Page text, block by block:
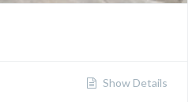
Show Details